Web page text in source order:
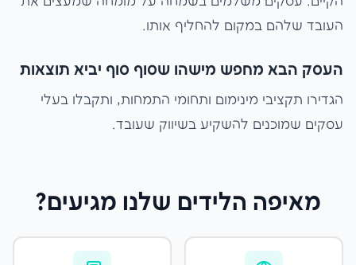
העובד שלהם במקום להחליף אותו.
העסק הבא מחפש מישהו שסוף סוף יביא תוצאות
הגדירו תקציבי מינימום ותחומי התמחות, ותקבלו בעלי
עסקים שמוכנים להשקיע בשיווק שעובד.
מאיפה הלידים שלנו מגיעים?